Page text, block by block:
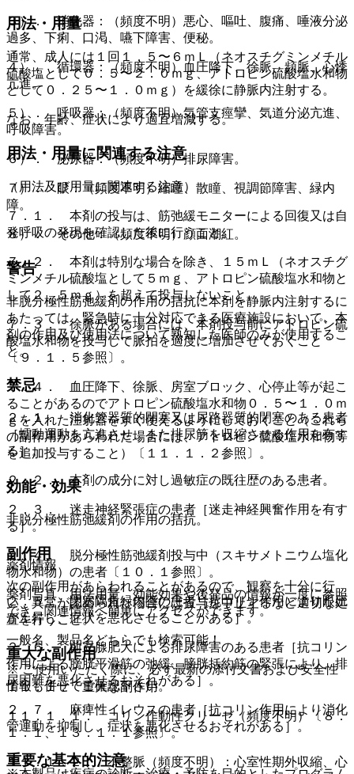
３）． 消化器：（頻度不明）悪心、嘔吐、腹痛、唾液分泌
過多、下痢、口渇、嚥下障害、便秘。
４）． 循環器：（頻度不明）血圧降下、徐脈、頻脈、心悸
亢進。
５）． 呼吸器：（頻度不明）気管支痙攣、気道分泌亢進、
呼吸障害。
６）． 泌尿器：（頻度不明）排尿障害。
７）． 眼：（頻度不明）縮瞳、散瞳、視調節障害、緑内
障。
８）． その他：（頻度不明）顔面潮紅。
警告
非脱分極性筋弛緩剤の作用の拮抗に本剤を静脈内注射するに
あたっては、緊急時に十分対応できる医療施設において、本
剤の作用及び使用法について熟知した医師のみが使用するこ
と。
禁忌
２．１． 消化管器質的閉塞又は尿路器質的閉塞のある患者
［蠕動運動を亢進させ、また排尿筋を収縮させる作用を有す
る］。
２．２． 本剤の成分に対し過敏症の既往歴のある患者。
２．３． 迷走神経緊張症の患者［迷走神経興奮作用を有す
る］。
２．４． 脱分極性筋弛緩剤投与中（スキサメトニウム塩化
物水和物）の患者〔１０．１参照〕。
２．５． 閉塞隅角緑内障の患者［抗コリン作用により眼圧
が上昇し、症状を悪化させることがある］。
２．６． 前立腺肥大による排尿障害のある患者［抗コリン
作用による膀胱平滑筋の弛緩、膀胱括約筋の緊張により、排
尿困難を悪化させるおそれがある］。
２．７． 麻痺性イレウスの患者［抗コリン作用により消化
管運動を抑制し、症状を悪化させるおそれがある］。
重要な基本的注意
用法・用量
通常、成人には１回１．５〜６ｍＬ（ネオスチグミンメチル
硫酸塩として０．５〜２．０ｍｇ、アトロピン硫酸塩水和物
として０．２５〜１．０ｍｇ）を緩徐に静脈内注射する。
なお、年齢、症状により適宜増減する。
用法・用量に関連する注意
（用法及び用量に関連する注意）
７．１． 本剤の投与は、筋弛緩モニターによる回復又は自
発呼吸の発現を確認した後に行うこと。
７．２． 本剤は特別な場合を除き、１５ｍＬ（ネオスチグ
ミンメチル硫酸塩として５ｍｇ、アトロピン硫酸塩水和物と
して２．５ｍｇ）を超えて投与しないこと。
７．３． 徐脈がある場合には、本剤投与前にアトロピン硫
酸塩水和物を投与して脈拍を適度に増加させておくこと
〔９．１．５参照〕。
７．４． 血圧降下、徐脈、房室ブロック、心停止等が起こ
ることがあるのでアトロピン硫酸塩水和物０．５〜１．０ｍ
ｇを入れた注射器をすぐ使えるようにしておくこと（これら
の副作用があらわれた場合には、アトロピン硫酸塩水和物等
を追加投与すること）〔１１．１．２参照〕。
効能・効果
非脱分極性筋弛緩剤の作用の拮抗。
副作用
次の副作用があらわれることがあるので、観察を十分に行
い、異常が認められた場合には投与を中止するなど適切な処
置を行うこと。
重大な副作用
１１．１． 重大な副作用
１１．１．１． コリン作動性クリーゼ（頻度不明）〔８．
１．１、１３．１．１参照〕。
１１．１．２． 不整脈（頻度不明）：心室性期外収縮、心
薬剤情報
薬剤写真、用法用量、効能効果や後発品の情報が一度に参照
でき、関連情報へ簡単にアクセスができます。
一般名、製品名どちらでも検索可能！
※ ご使用いただく際に、必ず最新の添付文書および安全性
情報も併せてご確認下さい。